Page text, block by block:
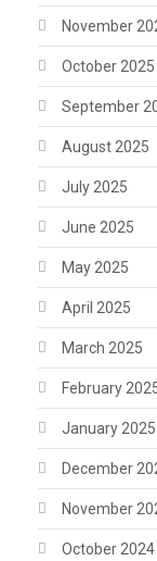
November
October 2025
September
August 2025
July 2025
June 2025
May 2025
April 2025
March 2025
February
January 2025
December
November
October 2024